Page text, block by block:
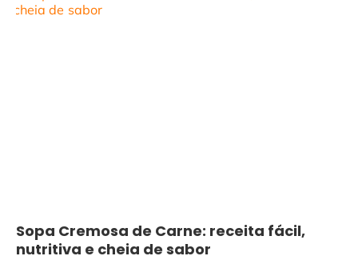
Sopa Cremosa de Carne: receita fácil,
nutritiva e cheia de sabor